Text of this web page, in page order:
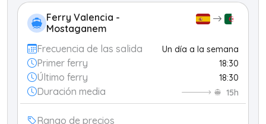
Ferry Valencia -
Mostaganem
Frecuencia de las salida
Un día a la semana
Primer ferry 18:30
Último ferry 18:30
Duración media 15h
Rango de precios